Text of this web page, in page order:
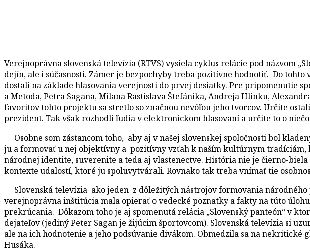
Verejnoprávna slovenská televízia (RTVS) vysiela cyklus relácie pod názvom
dejín, ale i súčasnosti. Zámer je bezpochyby treba pozitívne hodnotiť. Do
dostali na základe hlasovania verejnosti do prvej desiatky. Pre pripomenutie
a Metoda, Petra Sagana, Milana Rastislava Štefánika, Andreja Hlinku,
favoritov tohto projektu sa stretlo so značnou nevôľou jeho tvorcov. Určite
prezident. Tak však rozhodli ľudia v elektronickom hlasovaní a určite to o
Osobne som zástancom toho, aby aj v našej slovenskej spoločnosti bol
ju a formovať u nej objektívny a pozitívny vzťah k naším kultúrnym tradíciám,
národnej identite, suverenite a teda aj vlastenectve. História nie je čierno-
kontexte udalostí, ktoré ju spoluvytvárali. Rovnako tak treba vnímať tie
Slovenská televízia ako jeden z dôležitých nástrojov formovania
verejnoprávna inštitúcia mala opierať o vedecké poznatky a fakty na túto
prekrúcania. Dôkazom toho je aj spomenutá relácia „Slovenský panteón“ v
dejateľov (jediný Peter Sagan je žijúcim športovcom). Slovenská televízia si
ale na ich hodnotenie a jeho podsúvanie divákom. Obmedzila sa na
Husáka.